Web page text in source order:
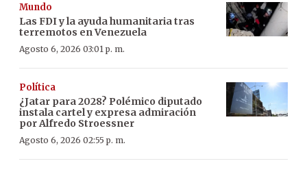
Mundo
Las FDI y la ayuda humanitaria tras
terremotos en Venezuela
Agosto 6, 2026 03:01 p. m.
Política
¿Jatar para 2028? Polémico diputado
instala cartel y expresa admiración
por Alfredo Stroessner
Agosto 6, 2026 02:55 p. m.